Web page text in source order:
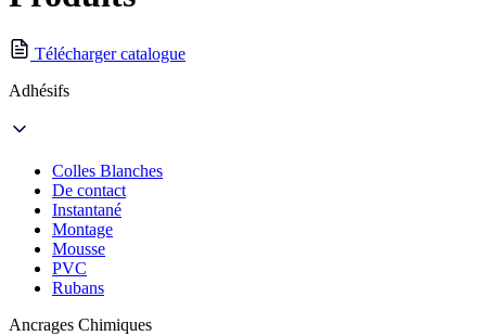
Télécharger catalogue
Adhésifs
Colles Blanches
De contact
Instantané
Montage
Mousse
PVC
Rubans
Ancrages Chimiques